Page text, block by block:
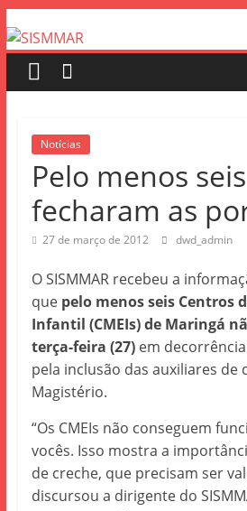
Notícias
Pelo menos
fecharam as
27 de março de 2012 dwd_admin
O SISMMAR recebeu a
que pelo menos seis Centros
Infantil (CMEIs) de Maringá
terça-feira (27)em
pela inclusão das auxiliares de
Magistério.
“Os CMEIs não conseguem
vocês. Isso mostra a
de creche, que precisam ser
discursou a dirigente do